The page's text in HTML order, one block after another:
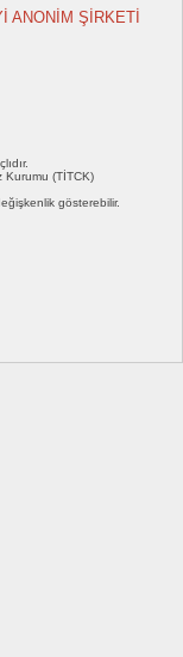
ANONİM ŞİRKETİ
Kurumu (TİTCK)
gösterebilir.